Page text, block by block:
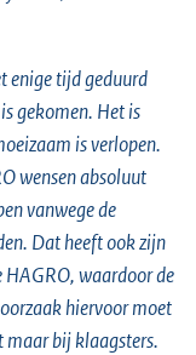
enige tijd geduurd
gekomen. Het is
is verlopen.
wensen absoluut
vanwege de
Dat heeft ook zijn
HAGRO, waardoor de
hiervoor moet
maar bij klaagsters.